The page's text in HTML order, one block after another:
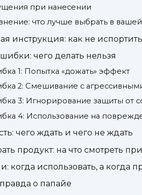
при нанесении
что лучше выбрать в вашей
инструкция: как не
чего делать нельзя
1: Попытка «дожать» эффект
2: Смешивание с
3: Игнорирование защиты от
4: Использование на
чего ждать и чего не ждать
продукт: на что смотреть
когда использовать, а когда
о папайе